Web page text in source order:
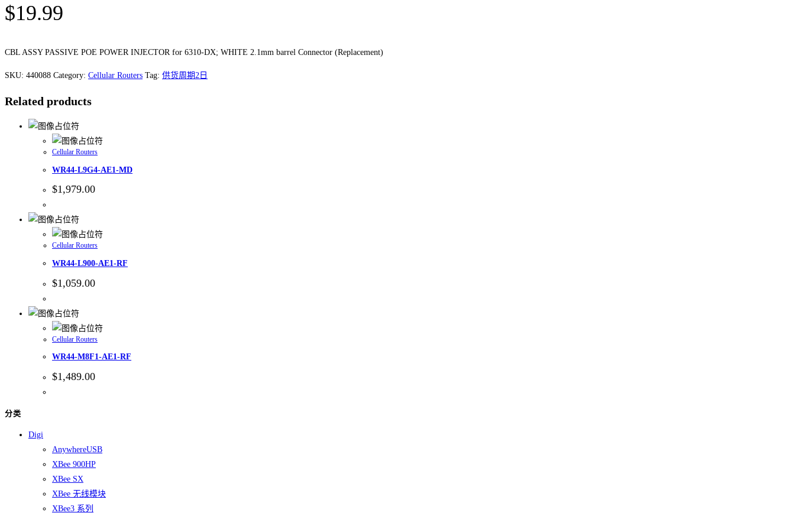
$19.99
CBL ASSY PASSIVE POE POWER INJECTOR for 6310-DX; WHITE 2.1mm barrel Connector (Replacement)
SKU: 440088 Category: Cellular Routers Tag: 供货周期2日
Related products
Cellular Routers
WR44-L9G4-AE1-MD
$1,979.00
Cellular Routers
WR44-L900-AE1-RF
$1,059.00
Cellular Routers
WR44-M8F1-AE1-RF
$1,489.00
分类
Digi
AnywhereUSB
XBee 900HP
XBee SX
XBee 无线模块
XBee3 系列